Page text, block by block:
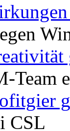
Team
CSL